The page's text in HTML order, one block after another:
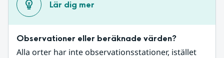
Lär dig mer
Observationer eller beräknade värden?
Alla orter har inte observationsstationer, istället